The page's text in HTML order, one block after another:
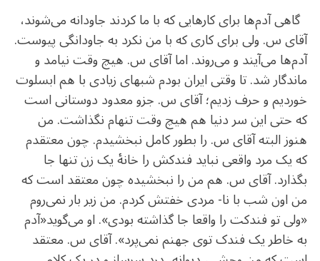
گاهی آدم‌ها برای کارهایی که با ما کردند جاودانه می‌شوند،
آقای س. ولی برای کاری که با من نکرد به جاودانگی پیوست.
آدم‌ها می‌آیند و می‌روند. اما آقای س. هیچ وقت نیامد و
ماندگار شد. تا وقتی ایران بودم شبهای زیادی با هم ابسلوت
خوردیم و حرف زدیم؛ آقای س. جزو معدود دوستانی است
که حتی این سر دنیا هم هیچ وقت تنهام نگذاشت. من
هنوز البته آقای س. را بطور کامل نبخشیدم. چون معتقدم
که یک مرد واقعی نباید فندکش را خانهٔ یک زن تنها جا
بگذارد. آقای س. هم من را نبخشیده چون معتقد است که
من اون شب با نا- مردی خفتش کردم. من زیر بار نمی‌روم
«ولی تو فندکت را واقعا جا گذاشته بودی». او می‌گوید«آدم
به خاطر یک فندک توی جهنم نمی‌پرد». آقای س. معتقد